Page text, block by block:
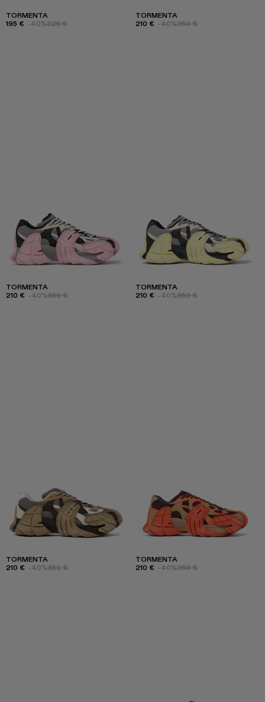
TORMENTA
195 € -40%325 €
TORMENTA
210 € -40%350 €
TORMENTA
210 € -40%350 €
TORMENTA
210 € -40%350 €
TORMENTA
210 € -40%350 €
TORMENTA
210 € -40%350 €